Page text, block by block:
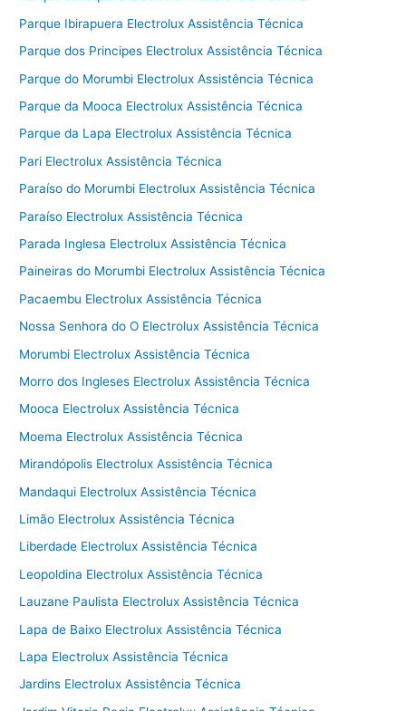
Parque Ibirapuera Electrolux Assistência Técnica
Parque dos Principes Electrolux Assistência Técnica
Parque do Morumbi Electrolux Assistência Técnica
Parque da Mooca Electrolux Assistência Técnica
Parque da Lapa Electrolux Assistência Técnica
Pari Electrolux Assistência Técnica
Paraíso do Morumbi Electrolux Assistência Técnica
Paraíso Electrolux Assistência Técnica
Parada Inglesa Electrolux Assistência Técnica
Paineiras do Morumbi Electrolux Assistência Técnica
Pacaembu Electrolux Assistência Técnica
Nossa Senhora do O Electrolux Assistência Técnica
Morumbi Electrolux Assistência Técnica
Morro dos Ingleses Electrolux Assistência Técnica
Mooca Electrolux Assistência Técnica
Moema Electrolux Assistência Técnica
Mirandópolis Electrolux Assistência Técnica
Mandaqui Electrolux Assistência Técnica
Limão Electrolux Assistência Técnica
Liberdade Electrolux Assistência Técnica
Leopoldina Electrolux Assistência Técnica
Lauzane Paulista Electrolux Assistência Técnica
Lapa de Baixo Electrolux Assistência Técnica
Lapa Electrolux Assistência Técnica
Jardins Electrolux Assistência Técnica